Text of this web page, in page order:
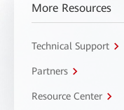
More Resources
Technical Support
Partners
Resource Center